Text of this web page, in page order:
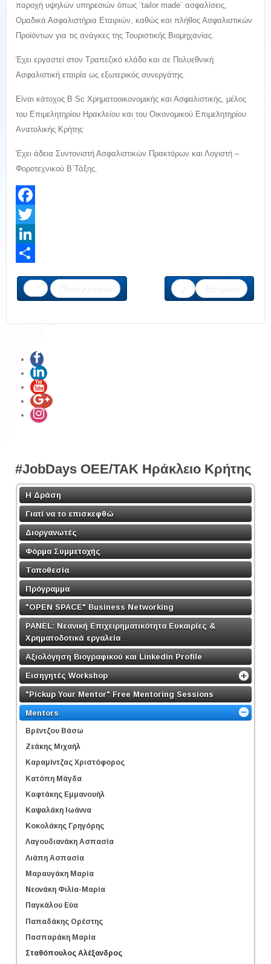
παροχή υψηλών υπηρεσιών όπως ¨tailor made¨ ασφαλίσεις,
Ομαδικά Ασφαλιστήρια Εταιριών, καθώς και πλήθος Ασφαλιστικών
Προϊόντων για τις ανάγκες της Τουριστικής Βιομηχανίας.
Έχει εργαστεί στον Τραπεζικό κλάδο και σε Πολυεθνική
Ασφαλιστική εταιρία ως εξωτερικός συνεργάτης.
Είναι κάτοχος B Sc Χρηματοοικονομικής και Ασφαλιστικής, μέλος
του Επιμελητηρίου Ηρακλείου και του Οικονομικού Επιμελητηρίου
Ανατολικής Κρήτης
Έχει άδεια Συντονιστή Ασφαλιστικών Πρακτόρων και Λογιστή –
Φοροτεχνικού Β΄Τάξης.
Facebook
Twitter
LinkedIn
Προηγούμενο
Επόμενο
#JobDays OEE/TAK Ηράκλειο Κρήτης
Η Δράση
Γιατί να το επισκεφθώ
Διοργανωτές
Φόρμα Συμμετοχής
Τοποθεσία
Πρόγραμμα
"OPEN SPACE" Business Networking
PANEL: Νεανική Επιχειρηματικότητα Ευκαιρίες &
Χρηματοδοτικά εργαλεία
Αξιολόγηση Βιογραφικού και Linkedin Profile
Εισηγητές Workshop
"Pickup Your Mentor" Free Mentoring Sessions
Mentors
Βρέντζου Βάσω
Ζεάκης Μιχαήλ
Καραμίντζας Χριστόφορος
Κατόπη Μάγδα
Καφτάκης Εμμανουήλ
Καψαλάκη Ιωάννα
Κοκολάκης Γρηγόρης
Λαγουδιανάκη Ασπασία
Λιάπη Ασπασία
Μαραυγάκη Μαρία
Νεονάκη Φιλία-Μαρία
Παγκάλου Εύα
Παπαδάκης Ορέστης
Πασπαράκη Μαρία
Σταθόπουλος Αλέξανδρος